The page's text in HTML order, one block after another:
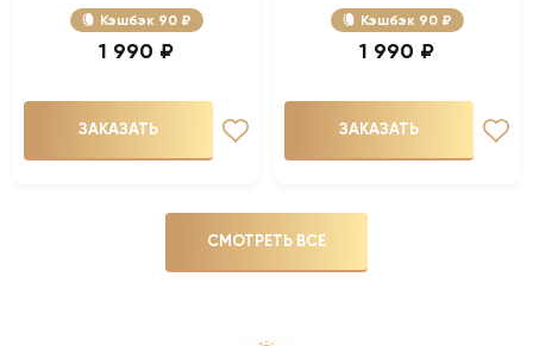
Кэшбэк 90 ₽
1 990 ₽
ЗАКАЗАТЬ
Кэшбэк 90 ₽
1 990 ₽
ЗАКАЗАТЬ
СМОТРЕТЬ ВСЕ